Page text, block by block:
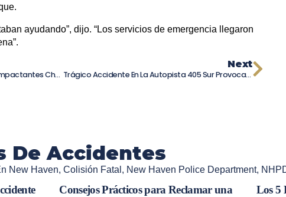
ayudando”, dijo. “Los servicios de emergencia llegaron
Tres Muertos Y Cinco Heridos Tras Impactantes Choques En La Autopista De Sunnyvale
Next
Trágico Accidente En La Autopista 405 Sur Provoca Cierre Total Del Tráfico Durante Horas
De Accidentes
New Haven, Colisión Fatal , New Haven Police Department,
Consejos Prácticos para Reclamar una
Los 5